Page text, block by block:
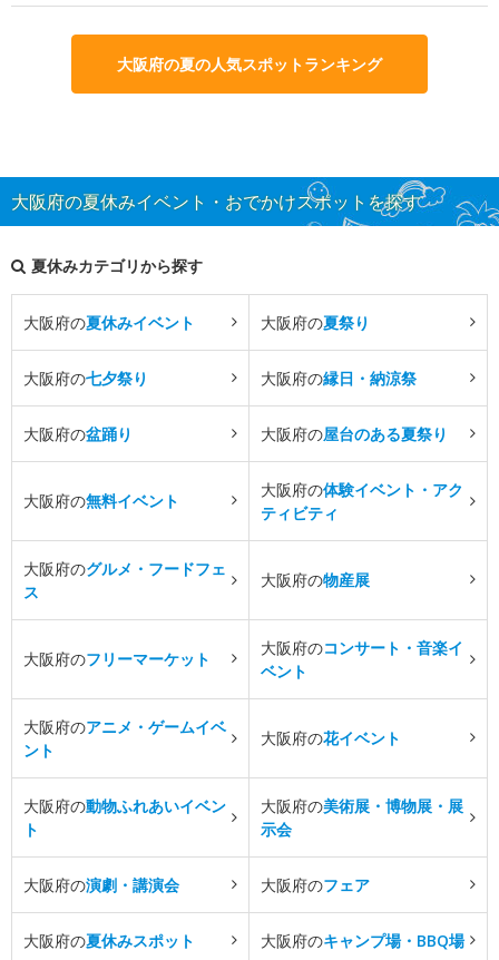
大阪府の夏の人気スポットランキング
大阪府の夏休みイベント・おでかけスポットを探す
夏休みカテゴリから探す
大阪府の夏休みイベント 大阪府の夏祭り
大阪府の七夕祭り 大阪府の縁日・納涼祭
大阪府の盆踊り 大阪府の屋台のある夏祭り
大阪府の無料イベント
大阪府の体験イベント・アク
ティビティ
大阪府のグルメ・フードフェ
ス
大阪府の物産展
大阪府のフリーマーケット
大阪府のコンサート・音楽イ
ベント
大阪府のアニメ・ゲームイベ
ント
大阪府の花イベント
大阪府の動物ふれあいイベン
ト
大阪府の美術展・博物展・展
示会
大阪府の演劇・講演会 大阪府のフェア
大阪府の夏休みスポット 大阪府のキャンプ場・BBQ場